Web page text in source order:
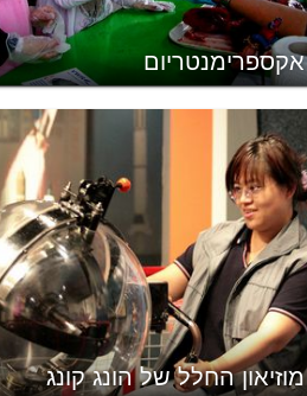
אקספרימנטריום
מוזיאון החלל של הונג קונג